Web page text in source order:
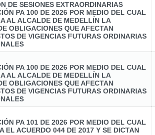
DE SESIONES EXTRAORDINARIAS
PA 100 DE 2026 POR MEDIO DEL CUAL
AL ALCALDE DE MEDELLÍN LA
OBLIGACIONES QUE AFECTAN
DE VIGENCIAS FUTURAS ORDINARIAS
PA 100 DE 2026 POR MEDIO DEL CUAL
AL ALCALDE DE MEDELLÍN LA
OBLIGACIONES QUE AFECTAN
DE VIGENCIAS FUTURAS ORDINARIAS
PA 101 DE 2026 POR MEDIO DEL CUAL
EL ACUERDO 044 DE 2017 Y SE DICTAN